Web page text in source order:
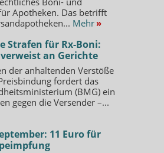
Apotheken. Das betrifft
Mehr »
Strafen für Rx-Boni:
verweist an Gerichte
der anhaltenden Verstöße
fordert das
(BMG) ein
gegen die Versender –...
11 Euro für